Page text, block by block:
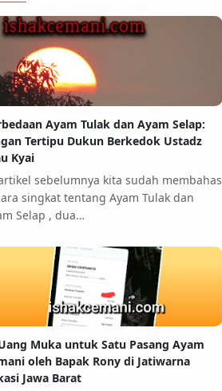
Ayam Tulak dan Ayam Selap:
Tertipu Dukun Berkedok Ustadz
Kyai
sebelumnya kita sudah membahas
singkat tentang Ayam Tulak dan
Selap , dua…
Muka untuk Satu Pasang Ayam
oleh Bapak Rony di Jatiwarna
Jawa Barat